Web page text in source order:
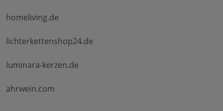
homeliving.de
lichterkettenshop24.de
luminara-kerzen.de
ahrwein.com